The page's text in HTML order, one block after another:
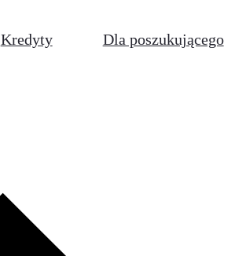
Kredyty Dla poszukującego